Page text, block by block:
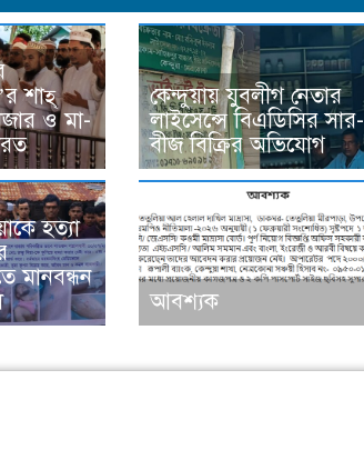
শাহ্
ও মা-
কেন্দুয়ায় যুবলীগ নেতার
লাইসেন্সে বিএডিসির সার-
বীজ বিক্রির অভিযোগ
হত্যা
মানবন্ধন
আবশ্যক